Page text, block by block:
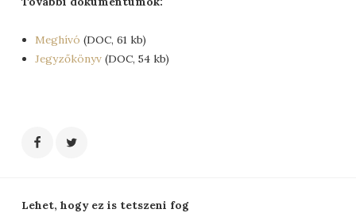
Meghívó (DOC, 61 kb)
Jegyzőkönyv (DOC, 54 kb)
Lehet, hogy ez is tetszeni fog